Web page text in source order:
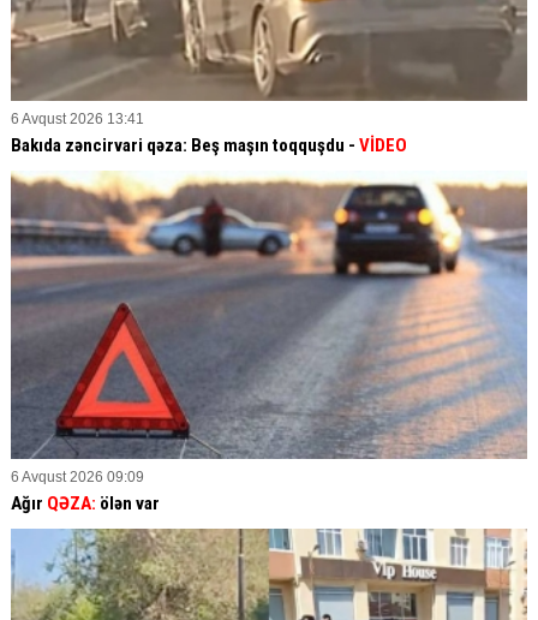
6 Avqust 2026 13:41
Bakıda zəncirvari qəza: Beş maşın toqquşdu - VİDEO
6 Avqust 2026 09:09
Ağır QƏZA: ölən var